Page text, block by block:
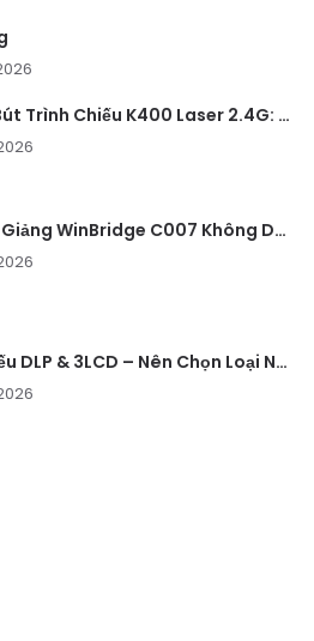
Review Bút Trình Chiếu K400 Laser 2.4G: Nhỏ Gọn, Ổn Định, Lý Tưởng Cho Giáo Viên Và Doanh Nghiệp
Máy Trợ Giảng WinBridge C007 Không Dây – Pin Lâu, Âm Thanh Rõ
Máy Chiếu DLP & 3LCD – Nên Chọn Loại Nào Cho Văn Phòng & Giải Trí?